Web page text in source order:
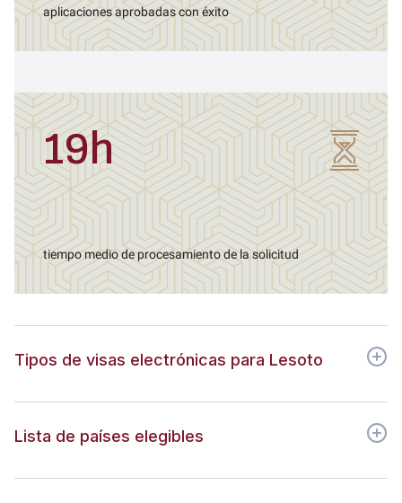
aplicaciones aprobadas con éxito
19h
tiempo medio de procesamiento de la solicitud
Tipos de visas electrónicas para Lesoto
Lista de países elegibles